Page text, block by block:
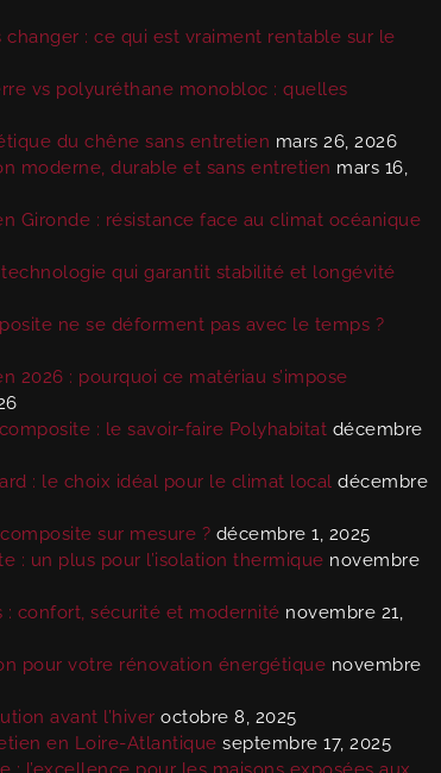
: ce qui est vraiment rentable sur le
vs polyuréthane monobloc : quelles
du chêne sans entretien mars 26, 2026
moderne, durable et sans entretien mars 16,
Gironde : résistance face au climat océanique
qui garantit stabilité et longévité
ne se déforment pas avec le temps ?
2026 : pourquoi ce matériau s’impose
: le savoir-faire Polyhabitat décembre
: le choix idéal pour le climat local décembre
sur mesure ? décembre 1, 2025
: un plus pour l’isolation thermique novembre
confort, sécurité et modernité novembre 21,
pour votre rénovation énergétique novembre
avant l’hiver octobre 8, 2025
en Loire-Atlantique septembre 17, 2025